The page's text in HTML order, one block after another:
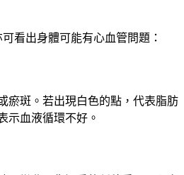
看出身體可能有心血管問題：
瘀斑。若出現白色的點，代表脂肪
示血液循環不好。